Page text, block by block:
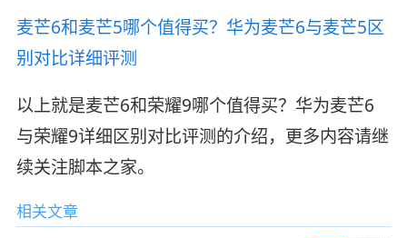
麦芒6和麦芒5哪个值得买？华为麦芒6与麦芒5区
别对比详细评测
以上就是麦芒6和荣耀9哪个值得买？华为麦芒6
与荣耀9详细区别对比评测的介绍，更多内容请继
续关注脚本之家。
相关文章